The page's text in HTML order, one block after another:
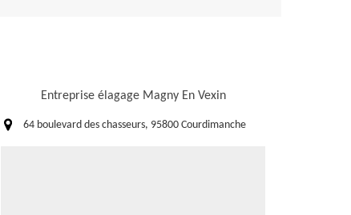
Entreprise élagage Magny En Vexin
64 boulevard des chasseurs, 95800 Courdimanche